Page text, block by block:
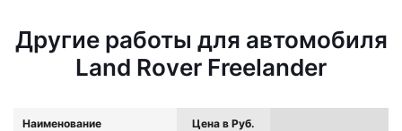
Другие работы для автомобиля
Land Rover Freelander
Наименование Цена в Руб.